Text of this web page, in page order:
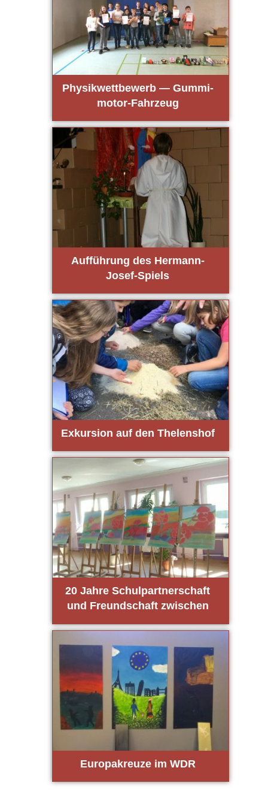
Phy­sik­wett­be­werb — Gum­mi­
mo­tor-Fahr­zeug
Auf­füh­rung des Her­mann-
Josef-Spiels
Exkur­si­on auf den The­len­s­hof
20 Jah­re Schul­part­ner­schaft
und Freund­schaft zwi­schen
Euro­pa­kreu­ze im WDR